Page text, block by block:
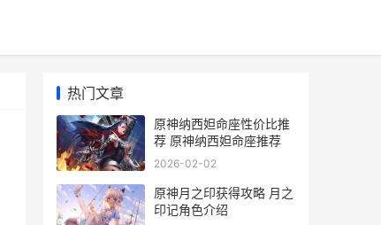
热门文章
原神纳西妲命座性价比推
荐 原神纳西妲命座推荐
2026-02-02
原神月之印获得攻略 月之
印记角色介绍